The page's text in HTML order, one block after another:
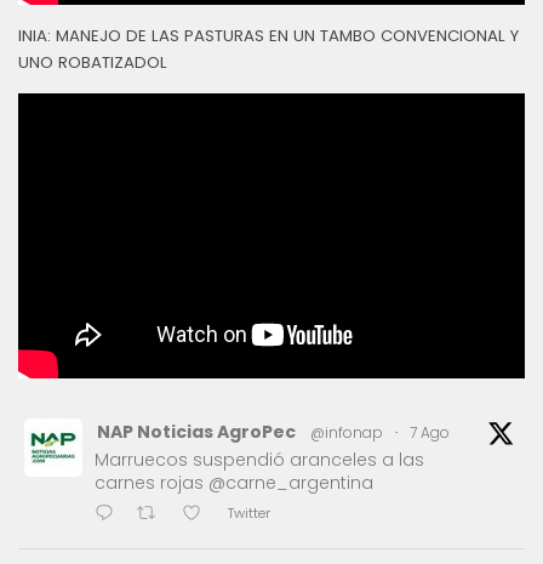
INIA: MANEJO DE LAS PASTURAS EN UN TAMBO CONVENCIONAL Y
UNO ROBATIZADOL
NAP Noticias AgroPec @infonap · 7 Ago
Marruecos suspendió aranceles a las
carnes rojas @carne_argentina
Twitter